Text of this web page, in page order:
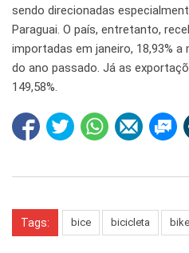
sendo direcionadas
Paraguai. O país, entretanto,
importadas em janeiro, 18,93%
do ano passado. Já as
149,58%.
Tags: bice bicicleta bike